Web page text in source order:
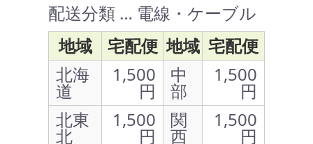
配送分類 … 電線・ケーブル
地域
宅配便 地域 宅配便
北海
道
1,500
円
中
部
1,500
円
北東
北
1,500
円
関
西
1,500
円